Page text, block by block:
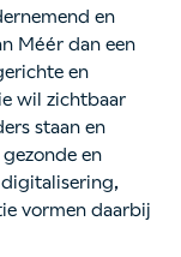
en
Méér dan een
en
wil zichtbaar
staan en
en
vormen daarbij